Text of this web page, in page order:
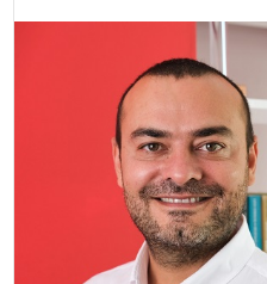
MAGAZIN